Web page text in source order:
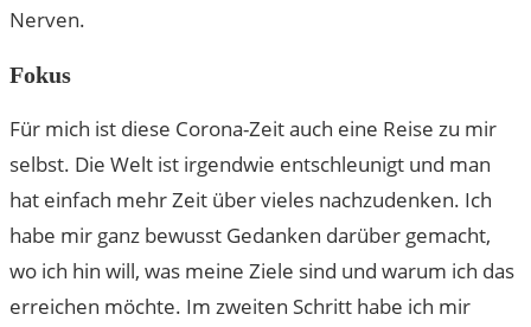
Nerven.
Fokus
Für mich ist diese Corona-Zeit auch eine Reise zu mir
selbst. Die Welt ist irgendwie entschleunigt und man
hat einfach mehr Zeit über vieles nachzudenken. Ich
habe mir ganz bewusst Gedanken darüber gemacht,
wo ich hin will, was meine Ziele sind und warum ich das
erreichen möchte. Im zweiten Schritt habe ich mir